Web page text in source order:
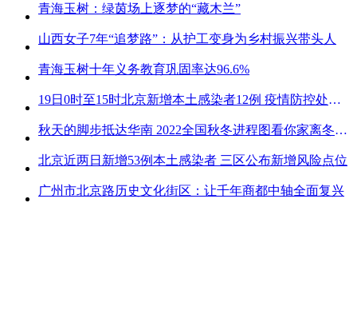
青海玉树：绿茵场上逐梦的“藏木兰”
山西女子7年“追梦路”：从护工变身为乡村振兴带头人
青海玉树十年义务教育巩固率达96.6%
19日0时至15时北京新增本土感染者12例 疫情防控处关键时刻
秋天的脚步抵达华南 2022全国秋冬进程图看你家离冬天有多远
北京近两日新增53例本土感染者 三区公布新增风险点位
广州市北京路历史文化街区：让千年商都中轴全面复兴